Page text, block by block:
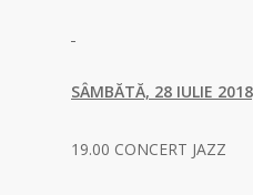
SÂMBĂTĂ, 28 IULIE
19.00 CONCERT JAZZ